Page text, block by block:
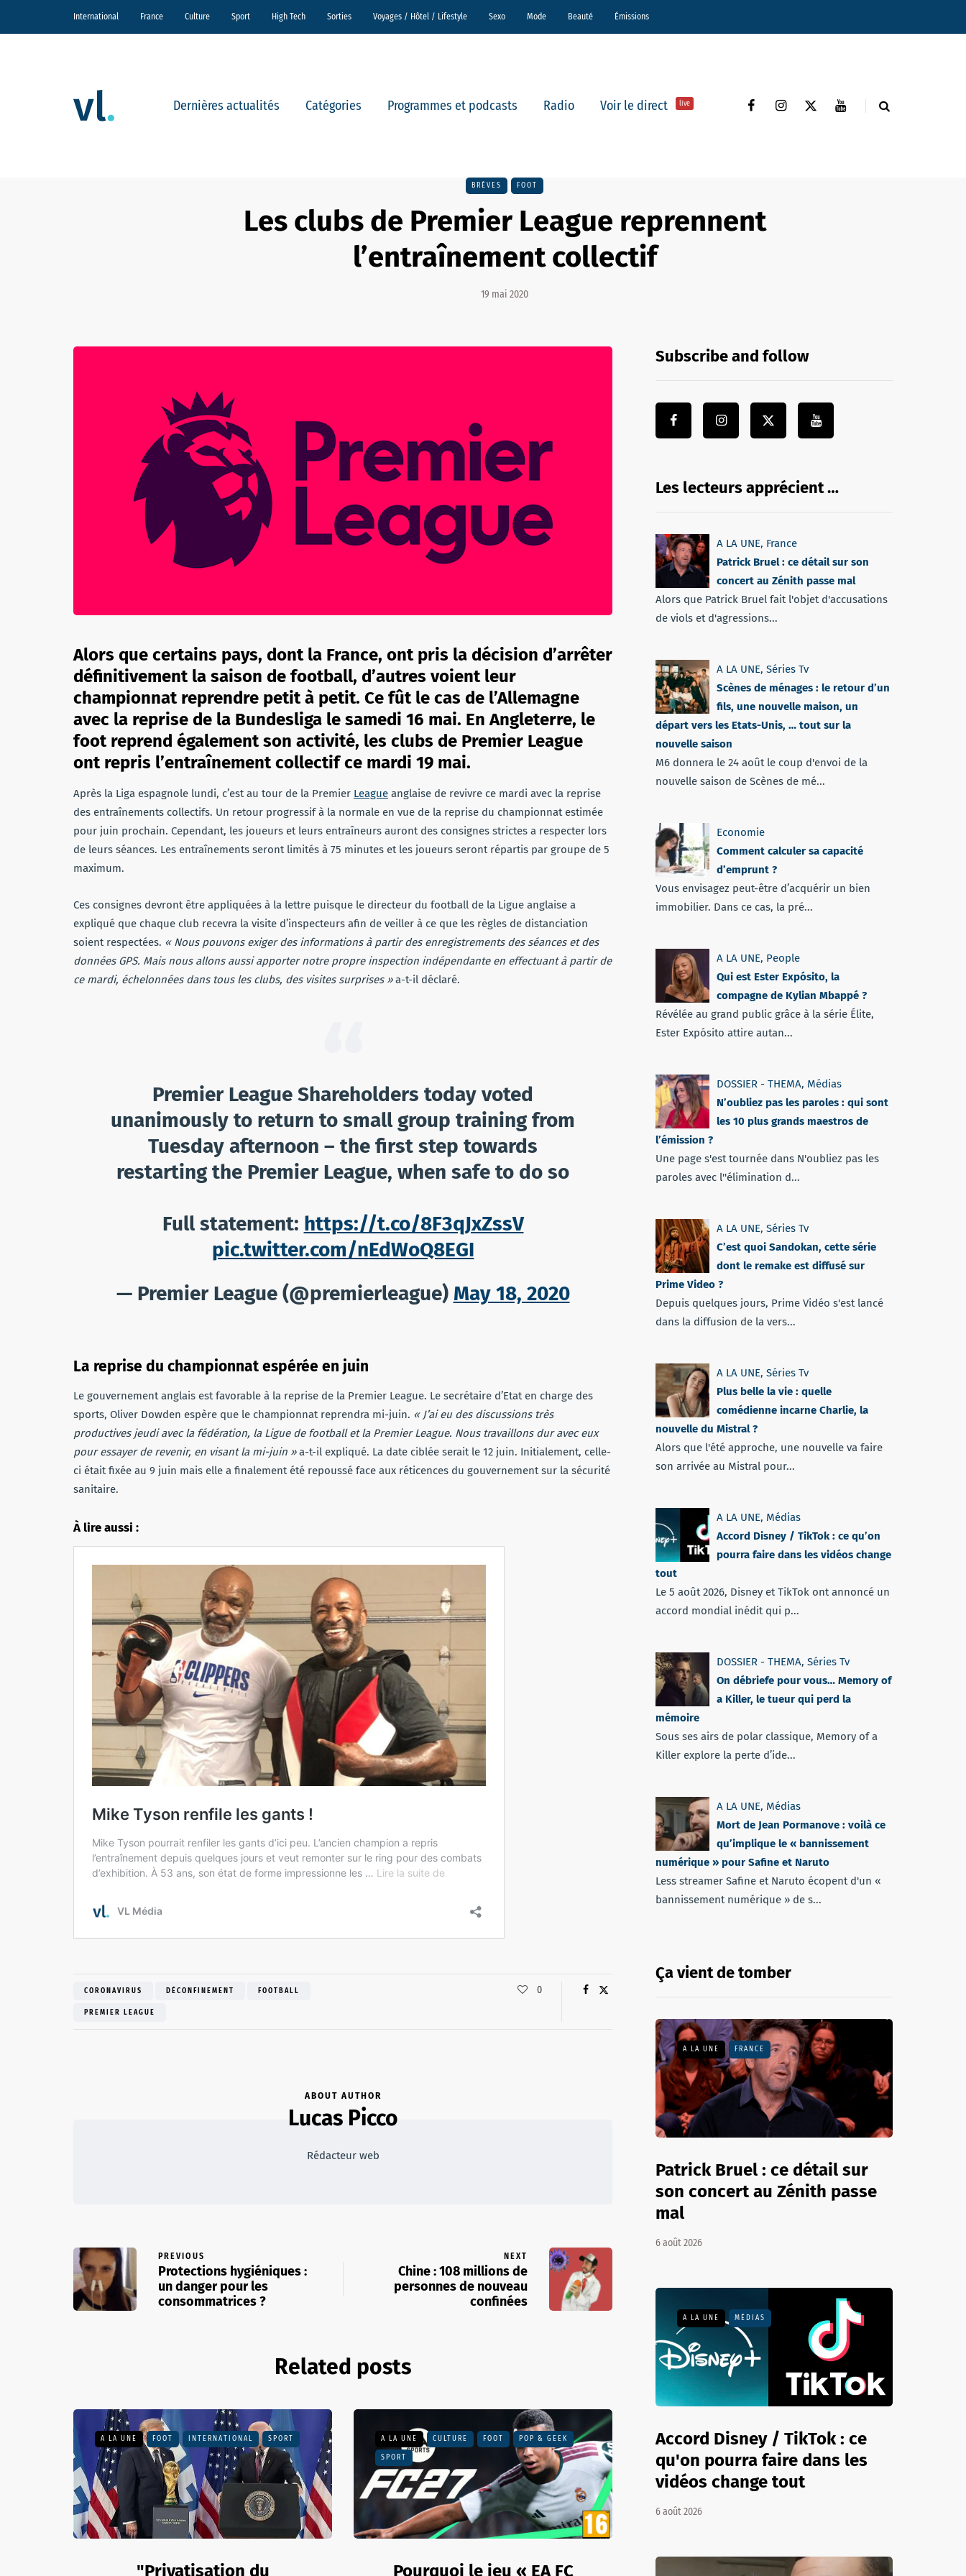
International France Culture Sport High Tech Sorties Voyages / Hôtel / Lifestyle Sexo Mode Beauté Émissions
Dernières actualités Catégories Programmes et podcasts Radio Voir le direct live
BRÈVES FOOT
Les clubs de Premier League reprennent
l’entraînement collectif
19 mai 2020
Alors que certains pays, dont la France, ont pris la décision d’arrêter
définitivement la saison de football, d’autres voient leur
championnat reprendre petit à petit. Ce fût le cas de l’Allemagne
avec la reprise de la Bundesliga le samedi 16 mai. En Angleterre, le
foot reprend également son activité, les clubs de Premier League
ont repris l’entraînement collectif ce mardi 19 mai.
Après la Liga espagnole lundi, c’est au tour de la Premier League anglaise de revivre ce mardi avec la reprise
des entraînements collectifs. Un retour progressif à la normale en vue de la reprise du championnat estimée
pour juin prochain. Cependant, les joueurs et leurs entraîneurs auront des consignes strictes a respecter lors
de leurs séances. Les entraînements seront limités à 75 minutes et les joueurs seront répartis par groupe de 5
maximum.
Ces consignes devront être appliquées à la lettre puisque le directeur du football de la Ligue anglaise a
expliqué que chaque club recevra la visite d’inspecteurs afin de veiller à ce que les règles de distanciation
soient respectées. « Nous pouvons exiger des informations à partir des enregistrements des séances et des
données GPS. Mais nous allons aussi apporter notre propre inspection indépendante en effectuant à partir de
ce mardi, échelonnées dans tous les clubs, des visites surprises »a-t-il déclaré.
Premier League Shareholders today voted
unanimously to return to small group training from
Tuesday afternoon – the first step towards
restarting the Premier League, when safe to do so
Full statement: https://t.co/8F3qJxZssV
pic.twitter.com/nEdWoQ8EGI
— Premier League (@premierleague) May 18, 2020
La reprise du championnat espérée en juin
Le gouvernement anglais est favorable à la reprise de la Premier League. Le secrétaire d’Etat en charge des
sports, Oliver Dowden espère que le championnat reprendra mi-juin. « J’ai eu des discussions très
productives jeudi avec la fédération, la Ligue de football et la Premier League. Nous travaillons dur avec eux
pour essayer de revenir, en visant la mi-juin »a-t-il expliqué. La date ciblée serait le 12 juin. Initialement, celle-
ci était fixée au 9 juin mais elle a finalement été repoussé face aux réticences du gouvernement sur la sécurité
sanitaire.
À lire aussi :
CORONAVIRUS DÉCONFINEMENT FOOTBALL
PREMIER LEAGUE
0
ABOUT AUTHOR
Lucas Picco
Rédacteur web
PREVIOUS
Protections hygiéniques :
un danger pour les
consommatrices ?
NEXT
Chine : 108 millions de
personnes de nouveau
confinées
Related posts
A LA UNE FOOT INTERNATIONAL SPORT
"Privatisation du
A LA UNE CULTURE FOOT POP & GEEK
SPORT
Pourquoi le jeu « EA FC
Subscribe and follow
Les lecteurs apprécient …
A LA UNE, France
Patrick Bruel : ce détail sur son
concert au Zénith passe mal
Alors que Patrick Bruel fait l'objet d'accusations
de viols et d'agressions...
A LA UNE, Séries Tv
Scènes de ménages : le retour d’un
fils, une nouvelle maison, un
départ vers les Etats-Unis, … tout sur la
nouvelle saison
M6 donnera le 24 août le coup d'envoi de la
nouvelle saison de Scènes de mé...
Economie
Comment calculer sa capacité
d’emprunt ?
Vous envisagez peut-être d’acquérir un bien
immobilier. Dans ce cas, la pré...
A LA UNE, People
Qui est Ester Expósito, la
compagne de Kylian Mbappé ?
Révélée au grand public grâce à la série Élite,
Ester Expósito attire autan...
DOSSIER - THEMA, Médias
N’oubliez pas les paroles : qui sont
les 10 plus grands maestros de
l’émission ?
Une page s'est tournée dans N'oubliez pas les
paroles avec l''élimination d...
A LA UNE, Séries Tv
C’est quoi Sandokan, cette série
dont le remake est diffusé sur
Prime Video ?
Depuis quelques jours, Prime Vidéo s'est lancé
dans la diffusion de la vers...
A LA UNE, Séries Tv
Plus belle la vie : quelle
comédienne incarne Charlie, la
nouvelle du Mistral ?
Alors que l'été approche, une nouvelle va faire
son arrivée au Mistral pour...
A LA UNE, Médias
Accord Disney / TikTok : ce qu’on
pourra faire dans les vidéos change
tout
Le 5 août 2026, Disney et TikTok ont annoncé un
accord mondial inédit qui p...
DOSSIER - THEMA, Séries Tv
On débriefe pour vous… Memory of
a Killer, le tueur qui perd la
mémoire
Sous ses airs de polar classique, Memory of a
Killer explore la perte d’ide...
A LA UNE, Médias
Mort de Jean Pormanove : voilà ce
qu’implique le « bannissement
numérique » pour Safine et Naruto
Less streamer Safine et Naruto écopent d'un «
bannissement numérique » de s...
Ça vient de tomber
A LA UNE FRANCE
Patrick Bruel : ce détail sur
son concert au Zénith passe
mal
6 août 2026
A LA UNE MÉDIAS
Accord Disney / TikTok : ce
qu'on pourra faire dans les
vidéos change tout
6 août 2026